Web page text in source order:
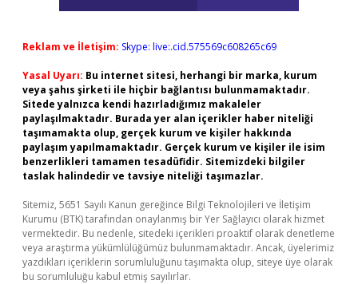
Reklam ve İletişim: Skype: live:.cid.575569c608265c69
Yasal Uyarı: Bu internet sitesi, herhangi bir marka, kurum
veya şahıs şirketi ile hiçbir bağlantısı bulunmamaktadır.
Sitede yalnızca kendi hazırladığımız makaleler
paylaşılmaktadır. Burada yer alan içerikler haber niteliği
taşımamakta olup, gerçek kurum ve kişiler hakkında
paylaşım yapılmamaktadır. Gerçek kurum ve kişiler ile isim
benzerlikleri tamamen tesadüfidir. Sitemizdeki bilgiler
taslak halindedir ve tavsiye niteliği taşımazlar.
Sitemiz, 5651 Sayılı Kanun gereğince Bilgi Teknolojileri ve İletişim
Kurumu (BTK) tarafından onaylanmış bir Yer Sağlayıcı olarak hizmet
vermektedir. Bu nedenle, sitedeki içerikleri proaktif olarak denetleme
veya araştırma yükümlülüğümüz bulunmamaktadır. Ancak, üyelerimiz
yazdıkları içeriklerin sorumluluğunu taşımakta olup, siteye üye olarak
bu sorumluluğu kabul etmiş sayılırlar.